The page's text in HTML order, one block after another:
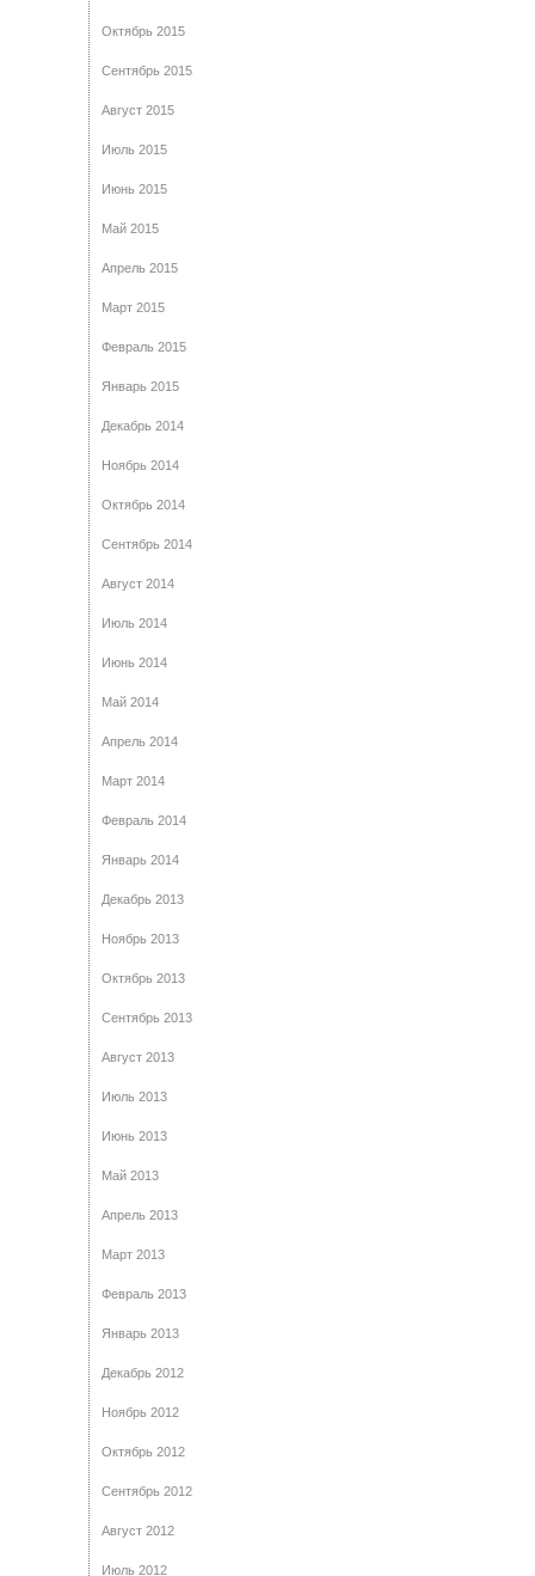
Октябрь 2015
Сентябрь 2015
Август 2015
Июль 2015
Июнь 2015
Май 2015
Апрель 2015
Март 2015
Февраль 2015
Январь 2015
Декабрь 2014
Ноябрь 2014
Октябрь 2014
Сентябрь 2014
Август 2014
Июль 2014
Июнь 2014
Май 2014
Апрель 2014
Март 2014
Февраль 2014
Январь 2014
Декабрь 2013
Ноябрь 2013
Октябрь 2013
Сентябрь 2013
Август 2013
Июль 2013
Июнь 2013
Май 2013
Апрель 2013
Март 2013
Февраль 2013
Январь 2013
Декабрь 2012
Ноябрь 2012
Октябрь 2012
Сентябрь 2012
Август 2012
Июль 2012